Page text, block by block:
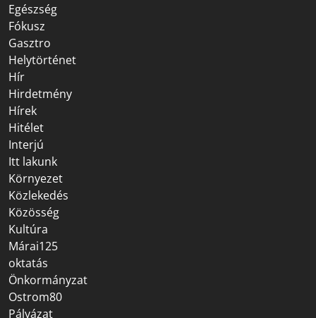
Egészség
Fókusz
Gasztro
Helytörténet
Hír
Hirdetmény
Hírek
Hitélet
Interjú
Itt lakunk
Környezet
Közlekedés
Közösség
Kultúra
Márai125
oktatás
Önkormányzat
Ostrom80
Pályázat